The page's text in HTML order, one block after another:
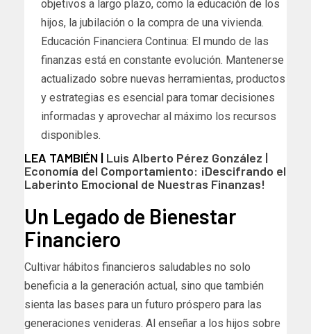
objetivos a largo plazo, como la educación de los
hijos, la jubilación o la compra de una vivienda.
Educación Financiera Continua: El mundo de las
finanzas está en constante evolución. Mantenerse
actualizado sobre nuevas herramientas, productos
y estrategias es esencial para tomar decisiones
informadas y aprovechar al máximo los recursos
disponibles.
LEA TAMBIÉN | Luis Alberto Pérez González |
Economía del Comportamiento: ¡Descifrando el
Laberinto Emocional de Nuestras Finanzas!
Un Legado de Bienestar
Financiero
Cultivar hábitos financieros saludables no solo
beneficia a la generación actual, sino que también
sienta las bases para un futuro próspero para las
generaciones venideras. Al enseñar a los hijos sobre